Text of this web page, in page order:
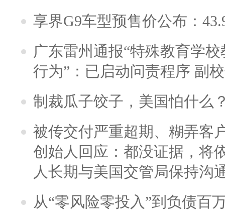
享界G9车型预售价公布：
广东雷州通报“特殊教育学
行为”：已启动问责程序 副
制裁瓜子饺子，美国怕什么
被传交付严重超期、糊弄客
创始人回应：都没证据，将
人长期与美国交管局保持沟
从“零风险零投入”到负债百